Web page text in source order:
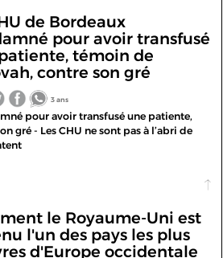
de Bordeaux
pour avoir transfusé
témoin de
contre son gré
3 ans
pour avoir transfusé une patiente,
gré - Les CHU ne sont pas à l’abri de
le Royaume-Uni est
l'un des pays les plus
d'Europe occidentale